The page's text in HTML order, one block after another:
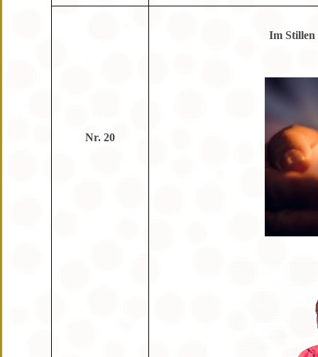
Nr. 20
Im Stillen